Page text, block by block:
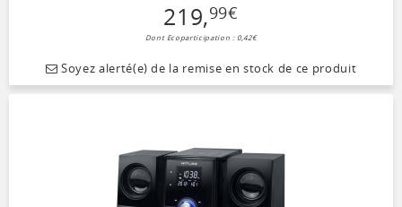
219,99€
Dont Ecoparticipation : 0,42€
Soyez alerté(e) de la remise en stock de ce produit